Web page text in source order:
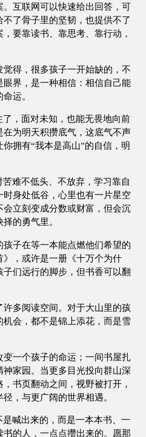
互联网可以快速给出回答，可
了骨子里的坚韧，也提供不了
要靠读书、靠思考、靠行动，
得，很多孩子一开始缺的，不
界，是一种相信：相信自己能
运。
，面对未知，也能无畏地向前
为明天积攒底气，这底气不声
拥有“我本是高山”的自信，明
难不低头、不放弃，学习靠自
身处低谷，心里也有一片星空
立刻变成分数或财富，但会沉
的勇气里。
子在等一本能点燃他们希望的
，或许是一册《十万个为什
们远行的脚步，但书香可以翻
多阅读空间。对于大山里的孩
会，都不是锦上添花，而是雪
一个孩子的命运；一间书屋扎
家园。当更多目光投向群山深
书页翻动之间，视野被打开，
，与更广阔的世界相遇。
喊出来的，而是一本本书、一
的人，一点点攒出来的。愿那